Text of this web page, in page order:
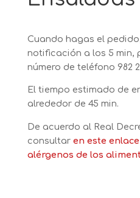
Cuando hagas el
notificación a los 5 min,
número de teléfono 982
El tiempo estimado de
alrededor de 45 min.
De acuerdo al Real
consultar en este enlace
alérgenos de los